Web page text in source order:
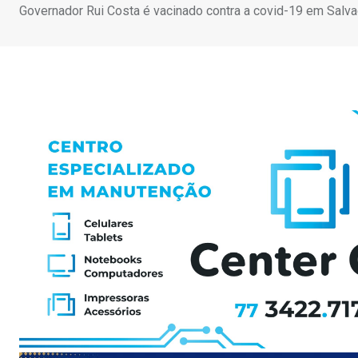
Governador Rui Costa é vacinado contra a covid-19 em